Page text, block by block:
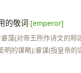
的敬词 [emperor]
藻(对帝王所作诗文的
明的谋略);睿谋(指皇帝的